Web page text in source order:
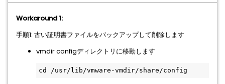
Workaround 1:
手順1: 古い証明書ファイルをバックアップして削除します
vmdir configディレクトリに移動します
cd /usr/lib/vmware-vmdir/share/config